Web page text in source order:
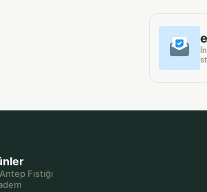
Fıstığı